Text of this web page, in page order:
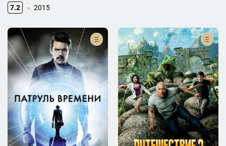
7.2 2015